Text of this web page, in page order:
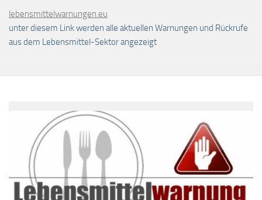
lebensmittelwarnungen.eu
unter diesem Link werden alle aktuellen Warnungen und Rückrufe
aus dem Lebensmittel-Sektor angezeigt